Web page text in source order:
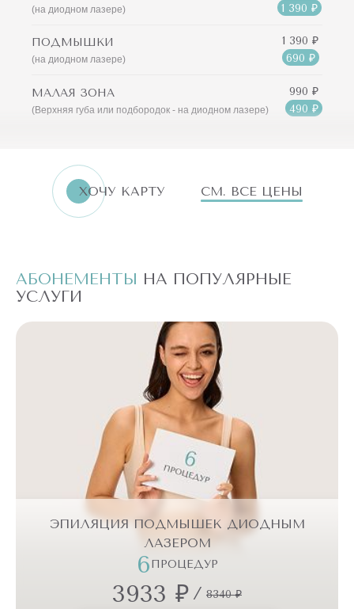
(на диодном лазере)
1 390 ₽
ПОДМЫШКИ
(на диодном лазере)
1 390 ₽
690 ₽
МАЛАЯ ЗОНА
(Верхняя губа или подбородок - на диодном лазере)
990 ₽
490 ₽
ХОЧУ КАРТУ СМ. ВСЕ ЦЕНЫ
АБОНЕМЕНТЫ НА ПОПУЛЯРНЫЕ
УСЛУГИ
ЭПИЛЯЦИЯ ПОДМЫШЕК ДИОДНЫМ
ЛАЗЕРОМ
6ПРОЦЕДУР
3933 ₽ / 8340 ₽